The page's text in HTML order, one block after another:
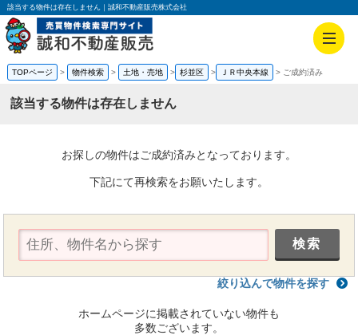
該当する物件は存在しません｜誠和不動産販売株式会社
TOPページ 物件検索 土地・売地 杉並区 ＪＲ中央本線 ご成約済み
該当する物件は存在しません
お探しの物件はご成約済みとなっております。
下記にて再検索をお願いたします。
絞り込んで物件を探す
ホームページに掲載されていない物件も
多数ございます。